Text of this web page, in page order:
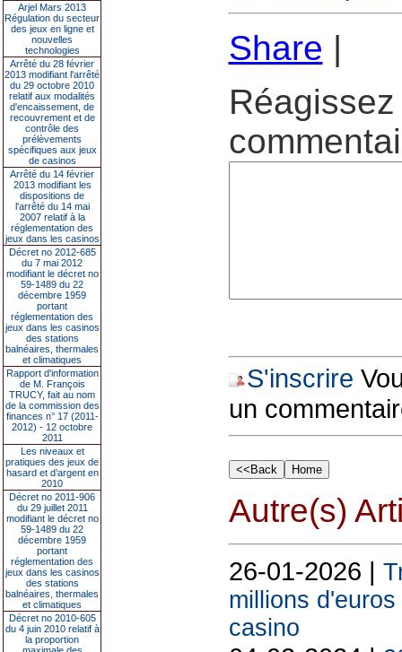
Arjel Mars 2013
Régulation du secteur
des jeux en ligne et
nouvelles
technologies
Arrêté du 28 février
2013 modifiant l'arrêté
du 29 octobre 2010
relatif aux modalités
d'encaissement, de
recouvrement et de
contrôle des
prélèvements
spécifiques aux jeux
de casinos
Arrêté du 14 février
2013 modifiant les
dispositions de
l'arrêté du 14 mai
2007 relatif à la
réglementation des
jeux dans les casinos
Décret no 2012-685
du 7 mai 2012
modifiant le décret no
59-1489 du 22
décembre 1959
portant
réglementation des
jeux dans les casinos
des stations
balnéaires, thermales
et climatiques
Rapport d'information
de M. François
TRUCY, fait au nom
de la commission des
finances n° 17 (2011-
2012) - 12 octobre
2011
Les niveaux et
pratiques des jeux de
hasard et d’argent en
2010
Décret no 2011-906
du 29 juillet 2011
modifiant le décret no
59-1489 du 22
décembre 1959
portant
réglementation des
jeux dans les casinos
des stations
balnéaires, thermales
et climatiques
Décret no 2010-605
du 4 juin 2010 relatif à
la proportion
Share |
S'inscrire
un
Autre(s)
26-01-2026 |
millions
casino